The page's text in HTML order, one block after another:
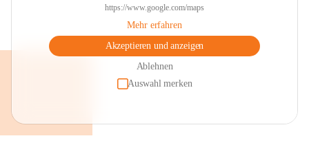
https://www.google.com/maps
Mehr erfahren
Akzeptieren und anzeigen
Ablehnen
Auswahl merken